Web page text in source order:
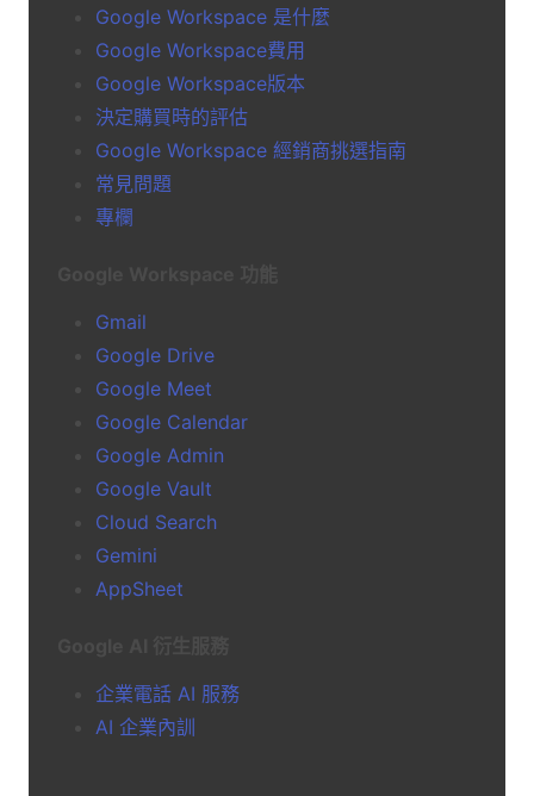
Google Workspace 是什麼
Google Workspace費用
Google Workspace版本
決定購買時的評估
Google Workspace 經銷商挑選指南
常見問題
專欄
Gmail
Google Drive
Google Meet
Google Calendar
Google Admin
Google Vault
Cloud Search
Gemini
AppSheet
企業電話 AI 服務
AI 企業內訓